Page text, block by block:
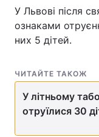
У Львові після
ознаками
них 5 дітей.
ЧИТАЙТЕ ТАКОЖ
У літньому
отруїлися 30